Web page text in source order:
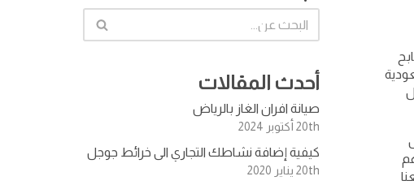
أنحاء السعودية
أحدث المقالات
صيانة افران الغاز بالرياض
20th أكتوبر 2024
كيفية إضافة نشاطك التجاري الى خرائط جوجل
20th يناير 2020